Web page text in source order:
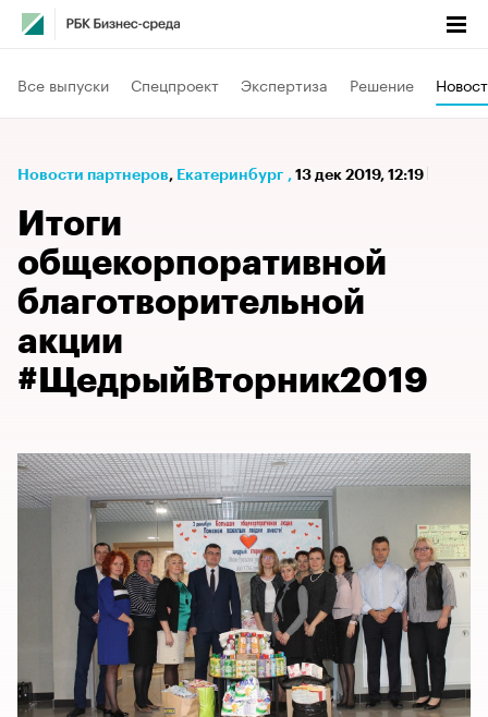
Все выпуски Спецпроект Экспертиза Решение
Новости партнеров⁠, Екатеринбург , 13 дек 2019, 12:19
Итоги
общекорпоративной
благотворительной
акции
#ЩедрыйВторник2019